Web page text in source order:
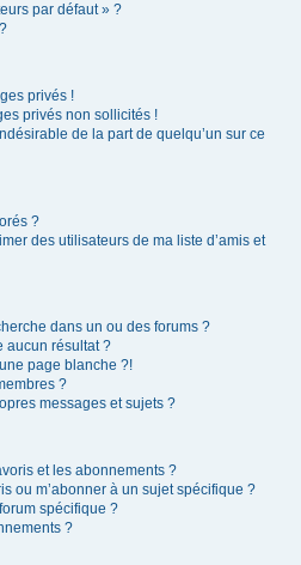
par défaut » ?
privés !
privés non sollicités !
de la part de quelqu’un sur ce
?
des utilisateurs de ma liste d’amis et
dans un ou des forums ?
aucun résultat ?
page blanche ?!
?
messages et sujets ?
et les abonnements ?
ou m’abonner à un sujet spécifique ?
spécifique ?
?